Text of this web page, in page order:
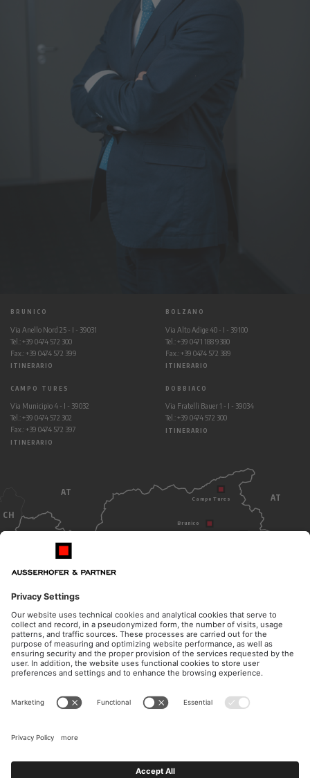
BRUNICO
Via Anello Nord 25 - I - 39031
Tel.: +39 0474 572 300
Fax.: +39 0474 572 399
ITINERARIO
BOLZANO
Via Alto Adige 40 - I - 39100
Tel.: +39 0471 188 9380
Fax.: +39 0474 572 389
ITINERARIO
CAMPO TURES
Via Municipio 4 - I - 39032
Tel.: +39 0474 572 302
Fax.: +39 0474 572 397
ITINERARIO
DOBBIACO
Via Fratelli Bauer 1 - I - 39034
Tel.: +39 0474 572 300
ITINERARIO
AT
AT
CH
ITALY
Brunico
Campo Tures
Lunedì - giovedì
dalle 08.30 alle 12.00
Telefono
kanzleiausserhofer@legalmail.it